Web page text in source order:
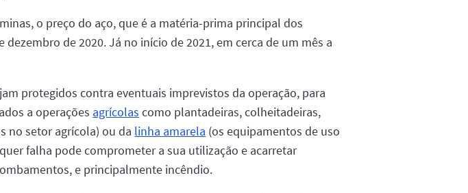
o preço do aço, que é a matéria-prima principal dos
de 2020. Já no início de 2021, em cerca de um mês a
protegidos contra eventuais imprevistos da operação, para
a operações agrícolas como plantadeiras, colheitadeiras,
no setor agrícola) ou da linha amarela (os equipamentos de uso
falha pode comprometer a sua utilização e acarretar
e principalmente incêndio.